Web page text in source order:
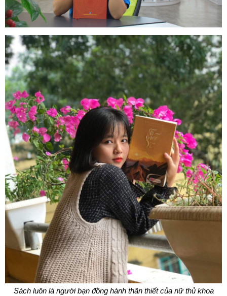
Sách luôn là người bạn đồng hành thân thiết của nữ thủ khoa